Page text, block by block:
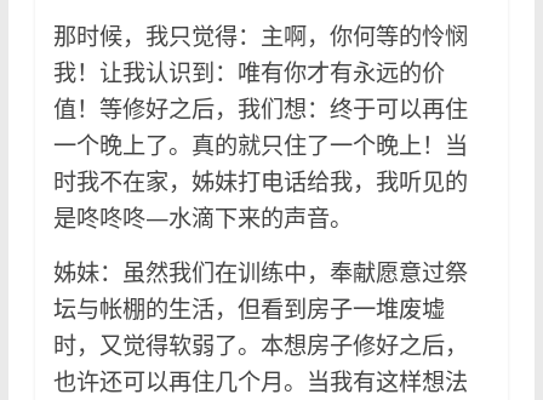
那时候，我只觉得：主啊，你何等的怜悯
我！让我认识到：唯有你才有永远的价
值！等修好之后，我们想：终于可以再住
一个晚上了。真的就只住了一个晚上！当
时我不在家，姊妹打电话给我，我听见的
是咚咚咚—水滴下来的声音。
姊妹：虽然我们在训练中，奉献愿意过祭
坛与帐棚的生活，但看到房子一堆废墟
时，又觉得软弱了。本想房子修好之后，
也许还可以再住几个月。当我有这样想法